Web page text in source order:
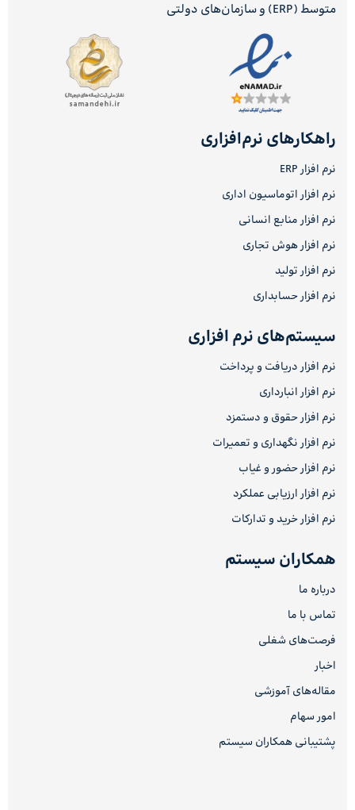
متوسط (ERP) و سازمان‌های دولتی
راهکارهای نرم‌افزاری
نرم افزار ERP
نرم افزار اتوماسیون اداری
نرم افزار منابع انسانی
نرم افزار هوش تجاری
نرم افزار تولید
نرم افزار حسابداری
سیستم‌های نرم افزاری
نرم افزار دریافت و پرداخت
نرم افزار انبارداری
نرم افزار حقوق و دستمزد
نرم افزار نگهداری و تعمیرات
نرم افزار حضور و غیاب
نرم افزار ارزیابی عملکرد
نرم افزار خرید و تدارکات
همکاران سیستم
درباره ما
تماس با ما
فرصت‌های شغلی
اخبار
مقاله‌های آموزشی
امور سهام
پشتیبانی همکاران سیستم